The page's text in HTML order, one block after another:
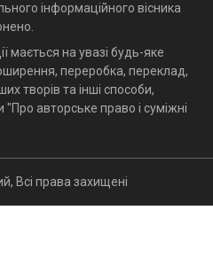
інформаційного вісника
мається на увазі будь-яке
переробка, переклад,
творів та інші способи,
авторське право і суміжні
Всі права захищені